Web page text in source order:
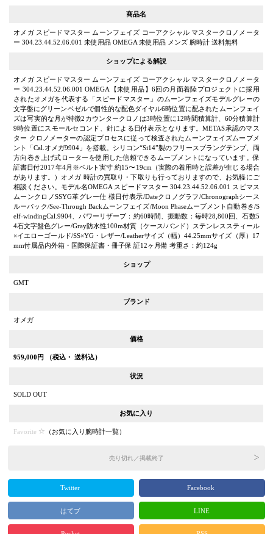
商品名
オメガ スピードマスター ムーンフェイズ コーアクシャル マスタークロノメータ
ー 304.23.44.52.06.001 未使用品 OMEGA 未使用品 メンズ 腕時計 送料無料
ショップによる解説
オメガ スピードマスター ムーンフェイズ コーアクシャル マスタークロノメータ
ー 304.23.44.52.06.001 OMEGA【未使用品】6回の月面着陸プロジェクトに採用
されたオメガを代表する「スピードマスター」のムーンフェイズモデルグレーの
文字盤にグリーンベゼルで個性的な配色ダイヤル6時位置に配されたムーンフェイ
ズは写実的な月が特徴2カウンタークロノは3時位置に12時間積算計、60分積算計
9時位置にスモールセコンド、針による日付表示となります。METAS承認のマス
ター クロノメーターの認定プロセスに従って検査されたムーンフェイズムーブメ
ント「Cal.オメガ9904」を搭載。シリコン“Si14”製のフリースプラングテンプ、両
方向巻き上げ式ローターを使用した信頼できるムーブメントになっています。保
証書日付2017年4月※ベルト実寸 約15〜19cm（実際の着用時と誤差が生じる場合
があります。）オメガ 時計の買取り・下取りも行っておりますので、お気軽にご
相談ください。モデル名OMEGA スピードマスター 304.23.44.52.06.001 スピマス
ムーンクロノSSYG革グレー仕 様日付表示/Dateクロノグラフ/Chronographシース
ルーバック/See-Through Backムーンフェイズ/Moon Phaseムーブメント自動巻き/S
elf-windingCal.9904、パワーリザーブ：約60時間、振動数：毎時28,800回、石数5
4石文字盤色グレー/Gray防水性100m材質（ケース/バンド）ステンレススティール
×イエローゴールド/SS×YG・レザー/Leatherサイズ（幅）44.25mmサイズ（厚）17
mm付属品内外箱・国際保証書・冊子保 証12ヶ月備 考重さ：約124g
ショップ
GMT
ブランド
オメガ
価格
959,000 円 （税込・ 送料込）
状況
SOLD OUT
お気に入り
Favorite （お気に入り腕時計一覧）
売り切れ／掲載終了
Twitter Facebook
はてブ LINE